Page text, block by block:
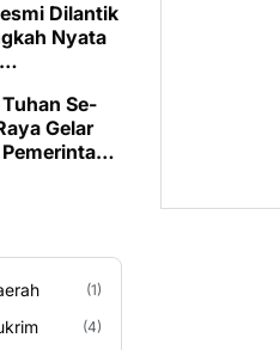
Dilantik
Nyata
Se-
Gelar
(1)
(4)